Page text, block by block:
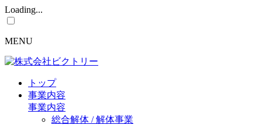
Loading...
MENU
トップ
事業内容
事業内容
総合解体 / 解体事業